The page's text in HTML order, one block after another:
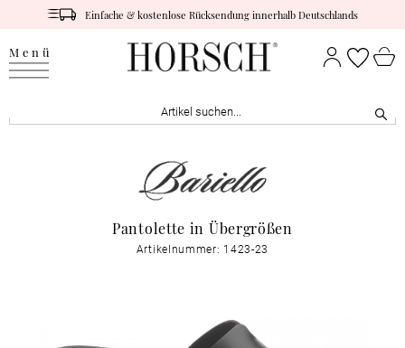
Einfache & kostenlose Rücksendung innerhalb Deutschlands
Menü
Pantolette in Übergrößen
Artikelnummer: 1423-23